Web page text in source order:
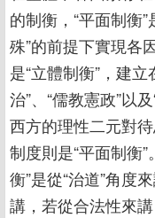
的制衡，“平面制衡
殊”的前提下實現各
是“立體制衡”，建
治”、“儒教憲政”以
西方的理性二元對
制度則是“平面制衡
衡”是從“治道”角度
講，若從合法性來